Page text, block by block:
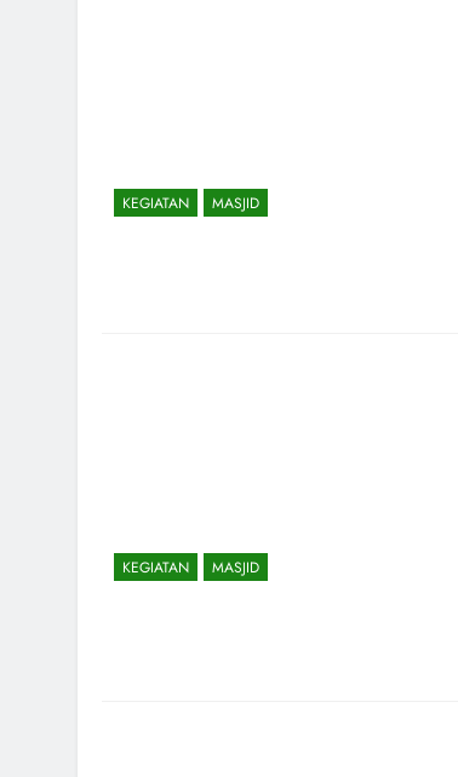
KEGIATAN MASJID
KEGIATAN MASJID